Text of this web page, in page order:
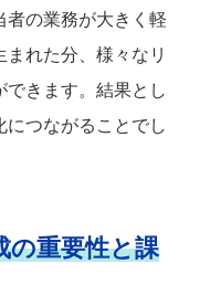
者の業務が大きく軽
れた分、様々なリ
できます。結果とし
につながることでし
の重要性と課